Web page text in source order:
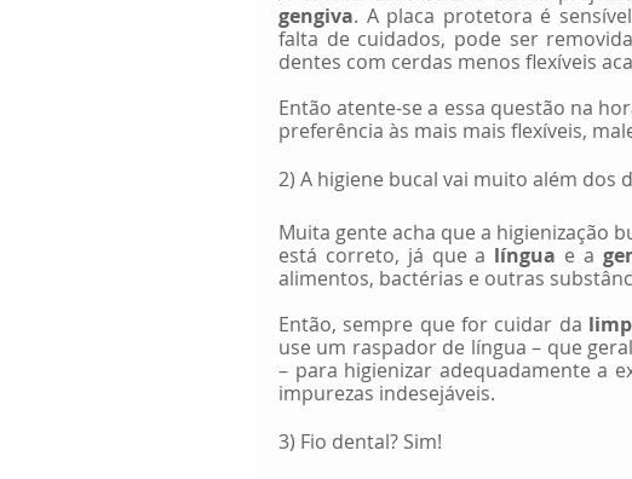
gengiva. A placa protetora é
falta de cuidados, pode ser
dentes com cerdas menos flexíveis
Então atente-se a essa questão na
preferência às mais mais flexíveis,
2) A higiene bucal vai muito além dos
Muita gente acha que a higienização
está correto, já que a língua e a
alimentos, bactérias e outras
Então, sempre que for cuidar da
use um raspador de língua – que
– para higienizar adequadamente a
impurezas indesejáveis.
3) Fio dental? Sim!